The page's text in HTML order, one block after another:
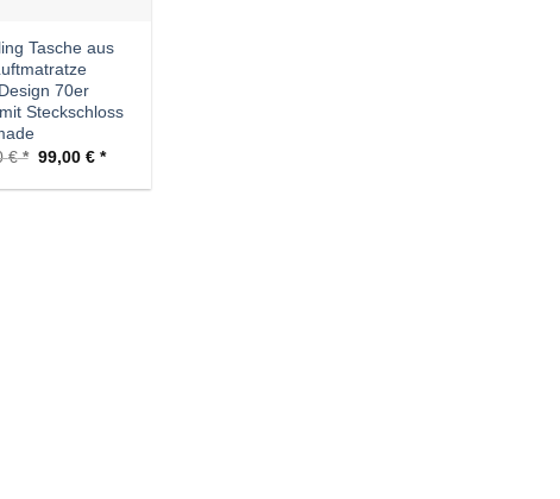
Tasche aus
70er
Steckschloss
€
Ursprünglicher
war:
99,00 € Aktueller
ist: